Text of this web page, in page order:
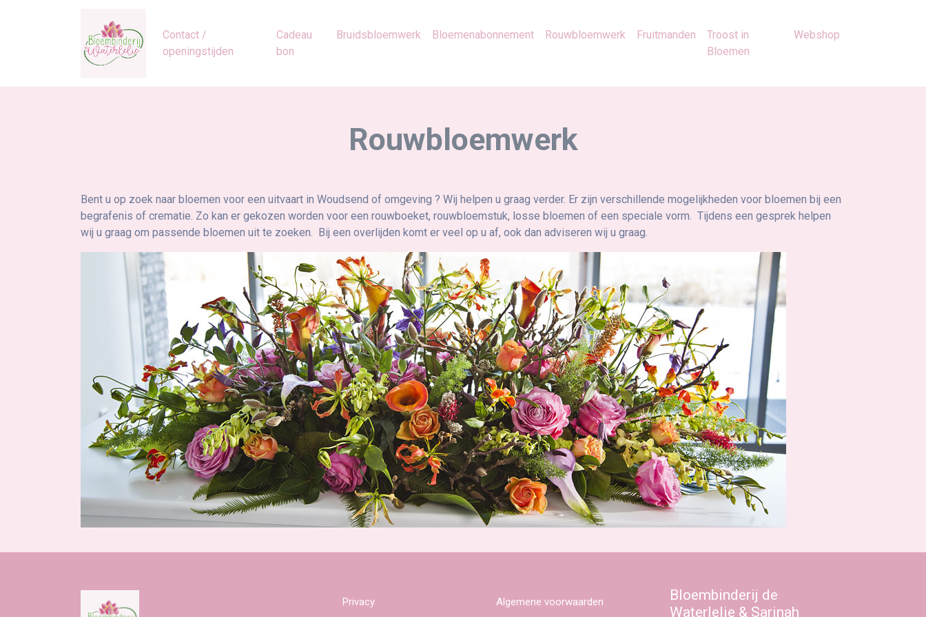
Contact /
openingstijden
Cadeau
bon
Bruidsbloemwerk Bloemenabonnement Rouwbloemwerk Fruitmanden
Troost in
Bloemen
Webshop
Rouwbloemwerk
Bent u op zoek naar bloemen voor een uitvaart in Woudsend of omgeving ? Wij helpen u graag verder. Er zijn verschillende mogelijkheden voor bloemen bij een
begrafenis of crematie. Zo kan er gekozen worden voor een rouwboeket, rouwbloemstuk, losse bloemen of een speciale vorm. Tijdens een gesprek helpen
wij u graag om passende bloemen uit te zoeken. Bij een overlijden komt er veel op u af, ook dan adviseren wij u graag.
Privacy Algemene voorwaarden
Bloembinderij de
Waterlelie & Sarinah